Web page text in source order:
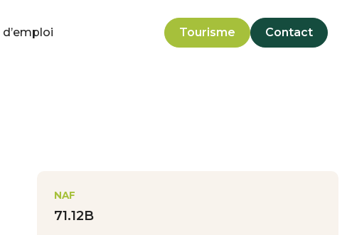
Tourisme Contact
NAF
71.12B